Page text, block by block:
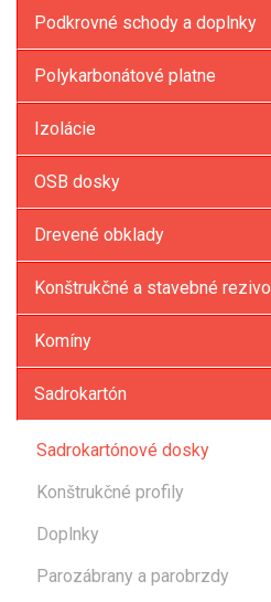
Podkrovné schody a doplnky
Polykarbonátové platne
Izolácie
OSB dosky
Drevené obklady
Konštrukčné a stavebné rezivo
Komíny
Sadrokartón
Sadrokartónové dosky
Konštrukčné profily
Doplnky
Parozábrany a parobrzdy